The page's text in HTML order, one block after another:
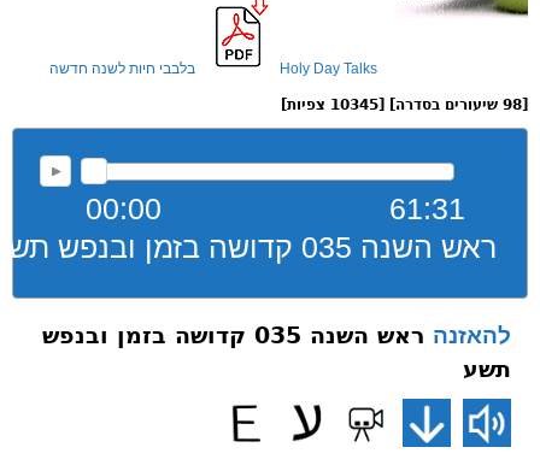
Holy Day Talks בלבבי חיות לשנה חדשה
00:00
61:31
ראש השנה 035 קדושה בזמן ובנפש תשע
להאזנה
ראש השנה 035 קדושה בזמן ובנפש
תשע